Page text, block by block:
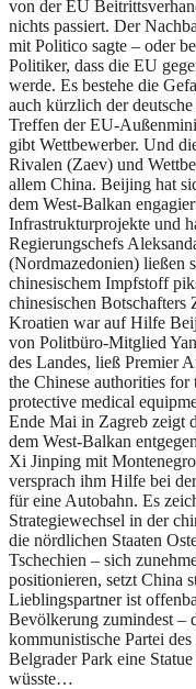
von der EU
nichts passiert. Der
mit Politico sagte – oder
Politiker, dass die EU
werde. Es bestehe die
auch kürzlich der
Treffen der EU-
gibt Wettbewerber. Und
Rivalen (Zaev) und
allem China. Beijing hat
dem West-Balkan
Infrastrukturprojekte und
Regierungschefs
(Nordmazedonien) ließen
chinesischem Impfstoff
chinesischen
Kroatien war auf Hilfe
von Politbüro-Mitglied
des Landes, ließ Premier
the Chinese authorities
protective medical
Ende Mai in Zagreb zeigt
dem West-Balkan
Xi Jinping mit
versprach ihm Hilfe bei
für eine Autobahn. Es
Strategiewechsel in der
die nördlichen Staaten
Tschechien – sich
positionieren, setzt China
Lieblingspartner ist
Bevölkerung zumindest –
kommunistische Partei
Belgrader Park eine
wüsste…